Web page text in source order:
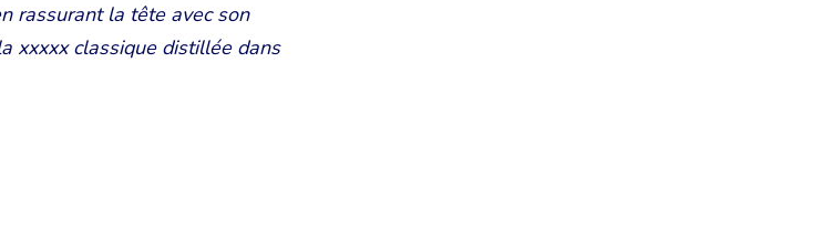
rassurant la tête avec son
xxxxx classique distillée dans